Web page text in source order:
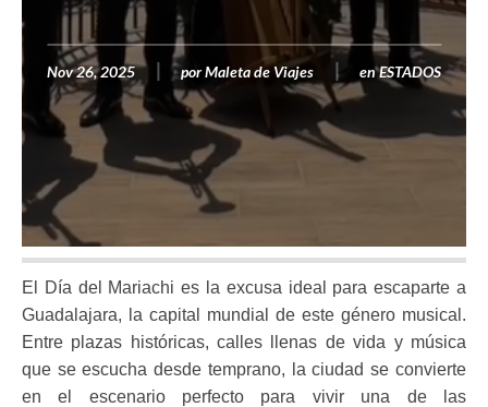
Nov 26, 2025 porMaleta de Viajes enESTADOS
El Día del Mariachi es la excusa ideal para escaparte a
Guadalajara, la capital mundial de este género musical.
Entre plazas históricas, calles llenas de vida y música
que se escucha desde temprano, la ciudad se convierte
en el escenario perfecto para vivir una de las